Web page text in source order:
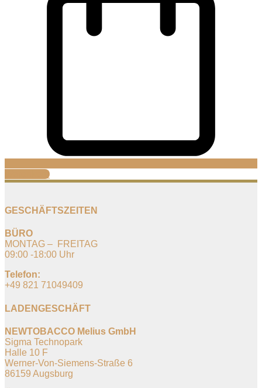
Warenkorb
GESCHÄFTSZEITEN
BÜRO
MONTAG – FREITAG
09:00 -18:00 Uhr
Telefon:
+49 821 71049409
LADENGESCHÄFT
NEWTOBACCO Melius GmbH
Sigma Technopark
Halle 10 F
Werner-Von-Siemens-Straße 6
86159 Augsburg